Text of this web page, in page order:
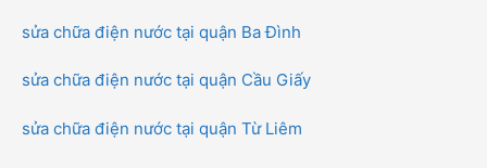
sửa chữa điện nước tại quận Ba Đình
sửa chữa điện nước tại quận Cầu Giấy
sửa chữa điện nước tại quận Từ Liêm